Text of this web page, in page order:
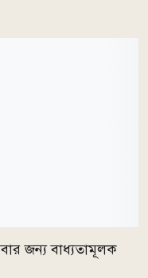
জন্য বাধ্যতামূলক